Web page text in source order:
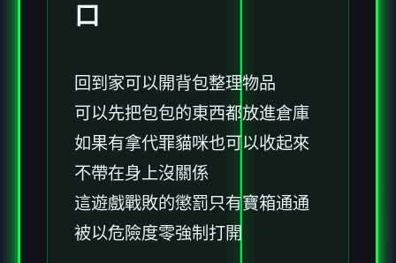
口
回到家可以開背包整理物品
可以先把包包的東西都放進倉庫
如果有拿代罪貓咪也可以收起來
不帶在身上沒關係
這遊戲戰敗的懲罰只有寶箱通通
被以危險度零強制打開